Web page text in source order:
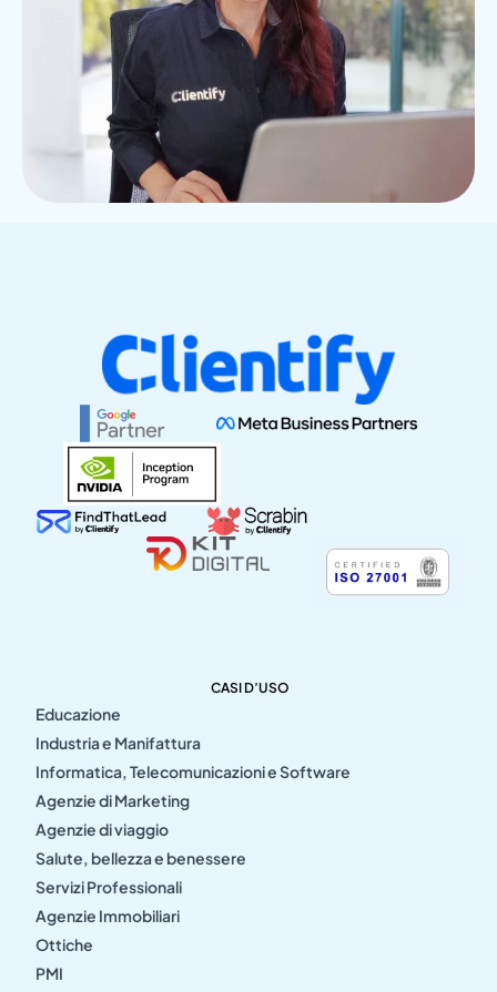
CASI D’USO
Educazione
Industria e Manifattura
Informatica, Telecomunicazioni e Software
Agenzie di Marketing
Agenzie di viaggio
Salute, bellezza e benessere
Servizi Professionali
Agenzie Immobiliari
Ottiche
PMI